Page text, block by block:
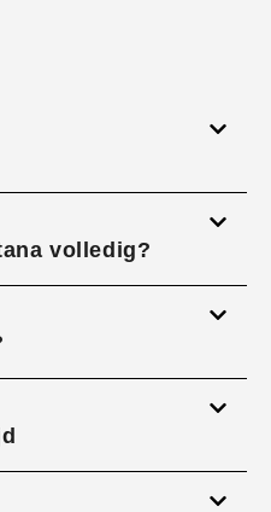
volledig?